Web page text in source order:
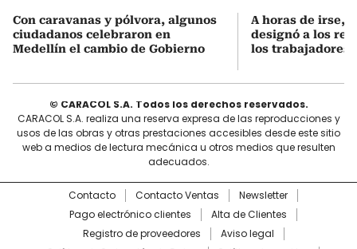
Con caravanas y pólvora, algunos
ciudadanos celebraron en
Medellín el cambio de Gobierno
A horas de irse,
designó a los
los trabajadores
© CARACOL S.A. Todos los derechos reservados.
CARACOL S.A. realiza una reserva expresa de las reproducciones y
usos de las obras y otras prestaciones accesibles desde este sitio
web a medios de lectura mecánica u otros medios que resulten
adecuados.
Contacto Contacto Ventas
Newsletter
Pago electrónico clientes
Alta de Clientes
Registro de proveedores
Aviso legal